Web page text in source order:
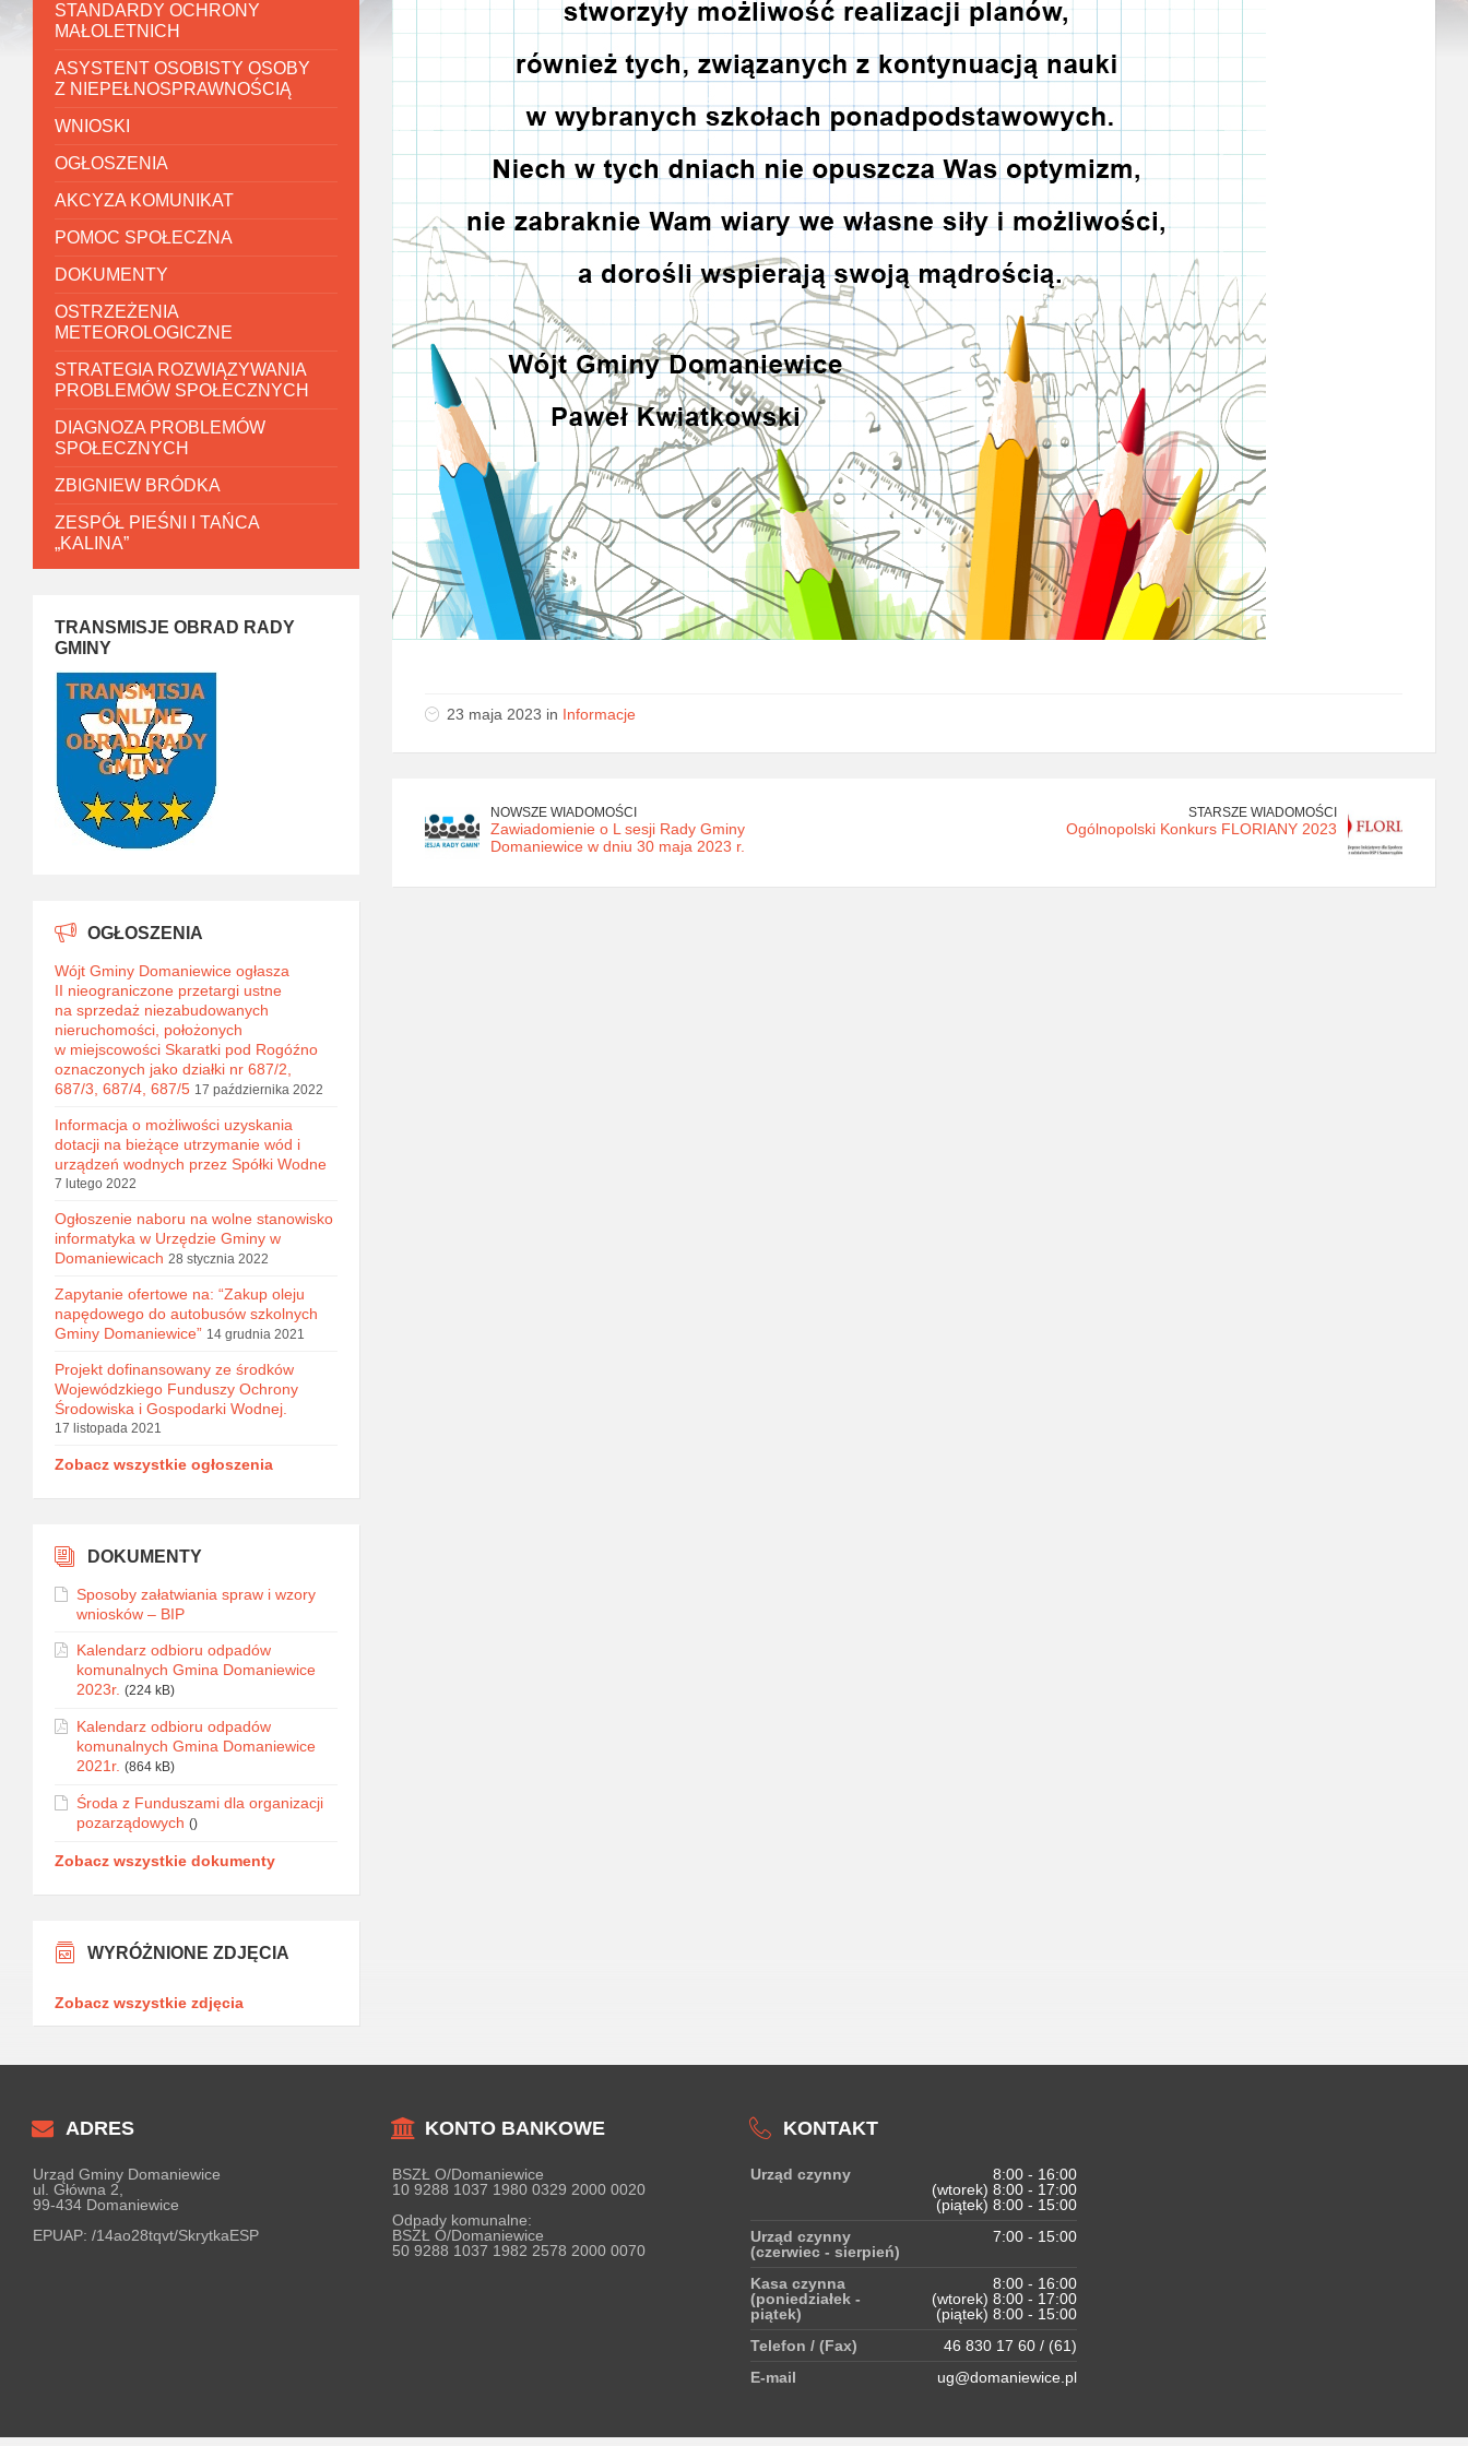
23 maja 2023 in Informacje
NOWSZE WIADOMOŚCI
Zawiadomienie o L sesji Rady Gminy
Domaniewice w dniu 30 maja 2023 r.
STARSZE WIADOMOŚCI
Ogólnopolski Konkurs FLORIANY 2023
STANDARDY OCHRONY
MAŁOLETNICH
ASYSTENT OSOBISTY OSOBY
Z NIEPEŁNOSPRAWNOŚCIĄ
WNIOSKI
OGŁOSZENIA
AKCYZA KOMUNIKAT
POMOC SPOŁECZNA
DOKUMENTY
OSTRZEŻENIA
METEOROLOGICZNE
STRATEGIA ROZWIĄZYWANIA
PROBLEMÓW SPOŁECZNYCH
DIAGNOZA PROBLEMÓW
SPOŁECZNYCH
ZBIGNIEW BRÓDKA
ZESPÓŁ PIEŚNI I TAŃCA
„KALINA”
TRANSMISJE OBRAD RADY
GMINY
OGŁOSZENIA
Wójt Gminy Domaniewice ogłasza
II nieograniczone przetargi ustne
na sprzedaż niezabudowanych
nieruchomości, położonych
w miejscowości Skaratki pod Rogóźno
oznaczonych jako działki nr 687/2,
687/3, 687/4, 687/5 17 października 2022
Informacja o możliwości uzyskania
dotacji na bieżące utrzymanie wód i
urządzeń wodnych przez Spółki Wodne
7 lutego 2022
Ogłoszenie naboru na wolne stanowisko
informatyka w Urzędzie Gminy w
Domaniewicach 28 stycznia 2022
Zapytanie ofertowe na: “Zakup oleju
napędowego do autobusów szkolnych
Gminy Domaniewice” 14 grudnia 2021
Projekt dofinansowany ze środków
Wojewódzkiego Funduszy Ochrony
Środowiska i Gospodarki Wodnej.
17 listopada 2021
Zobacz wszystkie ogłoszenia
DOKUMENTY
Sposoby załatwiania spraw i wzory
wniosków – BIP
Kalendarz odbioru odpadów
komunalnych Gmina Domaniewice
2023r. (224 kB)
Kalendarz odbioru odpadów
komunalnych Gmina Domaniewice
2021r. (864 kB)
Środa z Funduszami dla organizacji
pozarządowych ()
Zobacz wszystkie dokumenty
WYRÓŻNIONE ZDJĘCIA
Zobacz wszystkie zdjęcia
ADRES
Urząd Gminy Domaniewice
ul. Główna 2,
99-434 Domaniewice
EPUAP: /14ao28tqvt/SkrytkaESP
KONTO BANKOWE
BSZŁ O/Domaniewice
10 9288 1037 1980 0329 2000 0020
Odpady komunalne:
BSZŁ O/Domaniewice
50 9288 1037 1982 2578 2000 0070
KONTAKT
Urząd czynny
8:00 - 16:00
(wtorek) 8:00 - 17:00
(piątek) 8:00 - 15:00
Urząd czynny
(czerwiec - sierpień)
7:00 - 15:00
Kasa czynna
(poniedziałek -
piątek)
8:00 - 16:00
(wtorek) 8:00 - 17:00
(piątek) 8:00 - 15:00
Telefon / (Fax)
46 830 17 60 / (61)
E-mail
ug@domaniewice.pl